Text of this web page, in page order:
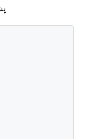
تایبەتمەندییەکانی TextStyle پشتگیری دەکات.